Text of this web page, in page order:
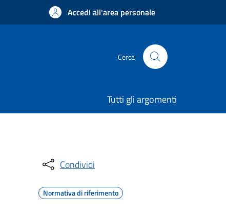
Accedi all'area personale
Cerca
Tutti gli argomenti
Condividi
Normativa di riferimento